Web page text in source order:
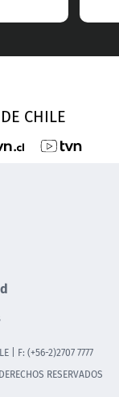
CHILE
| F: (+56-2)2707 7777
RESERVADOS